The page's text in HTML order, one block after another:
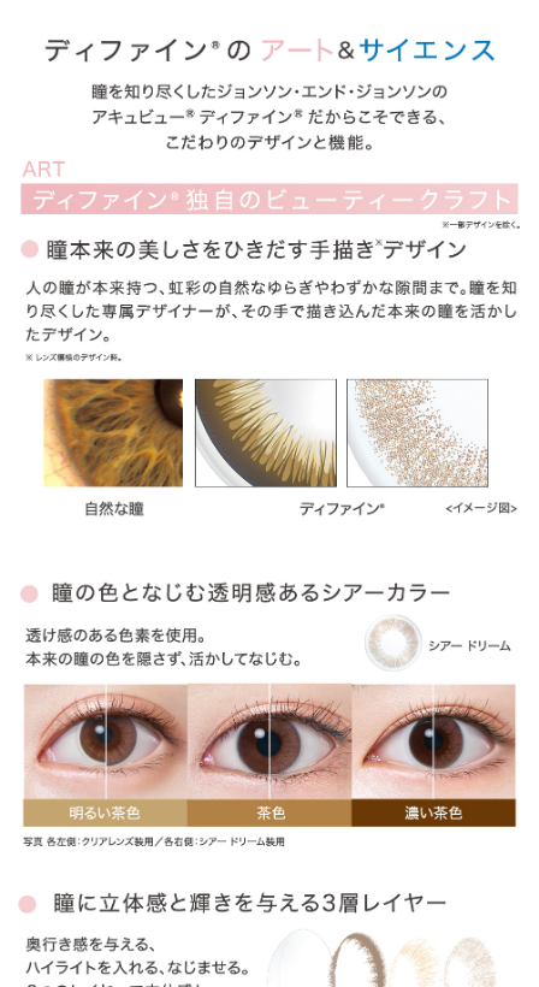
ITEM REVIEWS
この商品のレビュー
商品レビューの投稿は ログインが必要です。
OTHER COLOR
その他のカラー
» アクセントスタイル
» ラディアントシック
» ラディアントスウィート